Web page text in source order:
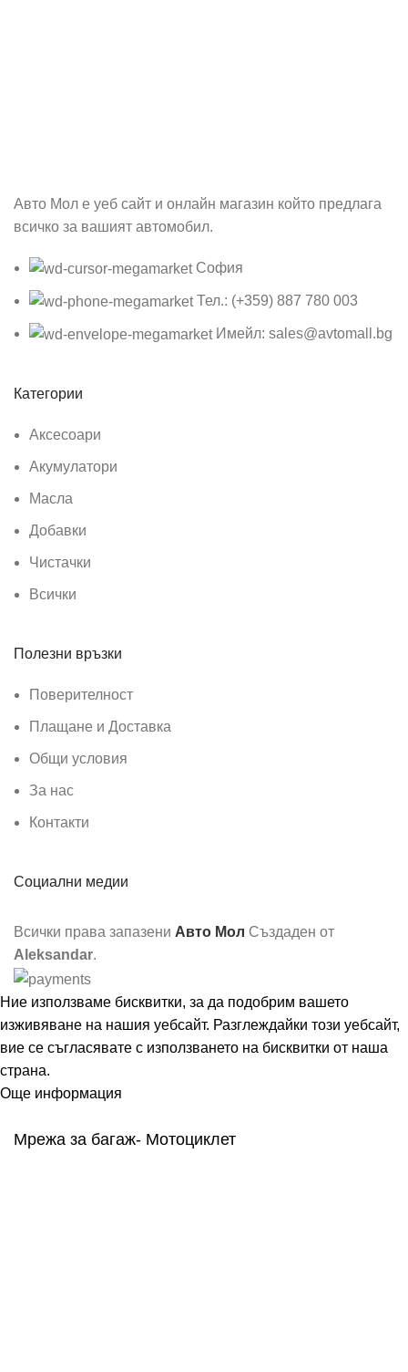
Авто Мол е уеб сайт и онлайн магазин който предлага
всичко за вашият автомобил.
София
Тел.: (+359) 887 780 003
Имейл: sales@avtomall.bg
Категории
Аксесоари
Акумулатори
Масла
Добавки
Чистачки
Всички
Полезни връзки
Поверителност
Плащане и Доставка
Общи условия
За нас
Контакти
Социални медии
Всички права запазени Авто Мол Създаден от
Aleksandar.
Ние използваме бисквитки, за да подобрим вашето
изживяване на нашия уебсайт. Разглеждайки този уебсайт,
вие се съгласявате с използването на бисквитки от наша
страна.
Още информация
Мрежа за багаж- Мотоциклет